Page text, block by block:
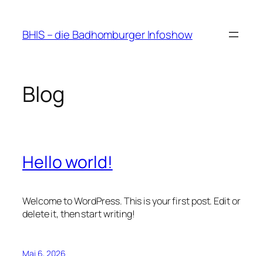
springen
BHIS – die Badhomburger Infoshow
Blog
Hello world!
Welcome to WordPress. This is your first post. Edit or
delete it, then start writing!
Mai 6, 2026